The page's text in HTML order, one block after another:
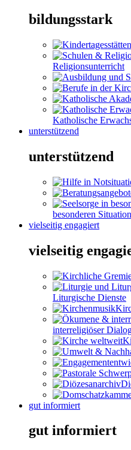
bildungsstark
Religionsunterricht
Katholische
unterstützend
unterstützend
besonderen
vielseitig engagiert
vielseitig
Liturgische Dienste
interreligiöser
gut informiert
gut informiert